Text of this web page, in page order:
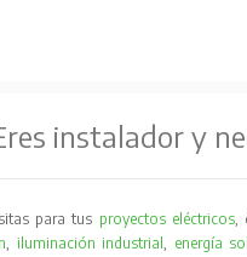
instalador y
para tus proyectos eléctricos,
, iluminación industrial, energía